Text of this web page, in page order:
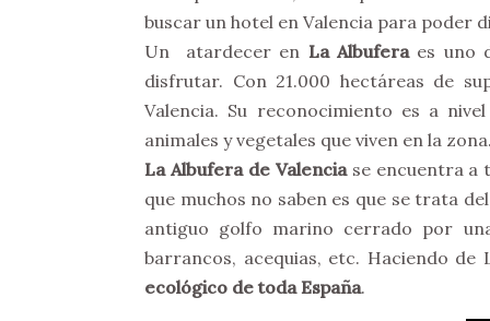
buscar un hotel en Valencia para poder
Un atardecer en La Albuferaes uno
disfrutar. Con 21.000 hectáreas de
Valencia. Su reconocimiento es a
animales y vegetales que viven en la
La Albufera de Valenciase encuentra a
que muchos no saben es que se trata
antiguo golfo marino cerrado por
barrancos, acequias, etc. Haciendo de
ecológico de toda España.